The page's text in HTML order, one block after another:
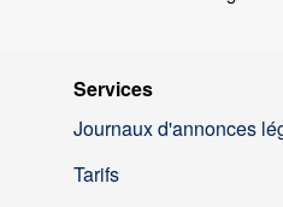
Services
Journaux d'annonces
Tarifs